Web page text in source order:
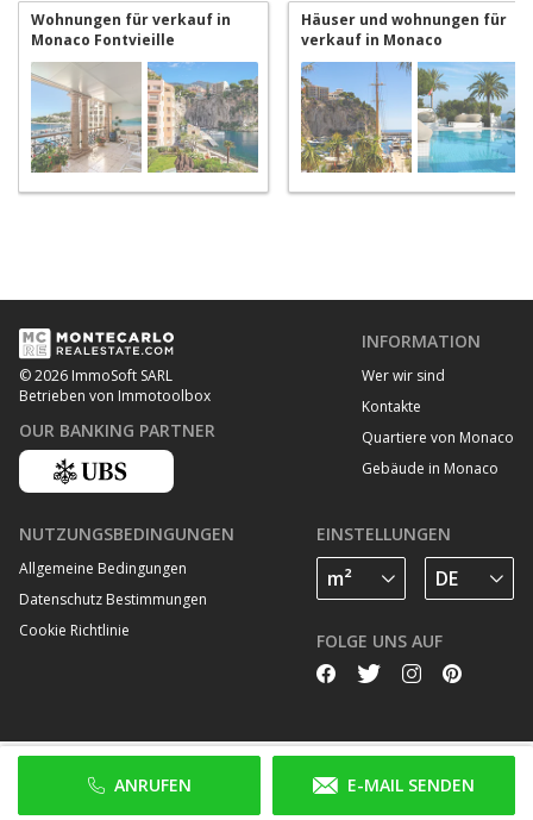
ANRUFEN E-MAIL SENDEN
Wohnungen für verkauf in
Monaco Fontvieille
Häuser und wohnungen für
verkauf in Monaco
Fontvieille
© 2026 ImmoSoft SARL
Betrieben von Immotoolbox
OUR BANKING PARTNER
INFORMATION
Wer wir sind
Kontakte
Quartiere von Monaco
Gebäude in Monaco
NUTZUNGSBEDINGUNGEN
Allgemeine Bedingungen
Datenschutz Bestimmungen
Cookie Richtlinie
EINSTELLUNGEN
FOLGE UNS AUF